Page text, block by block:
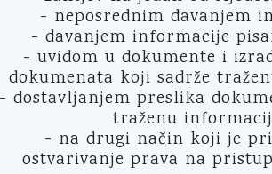
- neposrednim davanjem
- davanjem informacije
- uvidom u dokumente i
dokumenata koji sadrže
- dostavljanjem preslika
traženu
- na drugi način koji je
ostvarivanje prava na